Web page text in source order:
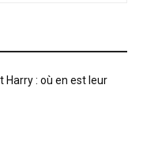
Harry : où en est leur